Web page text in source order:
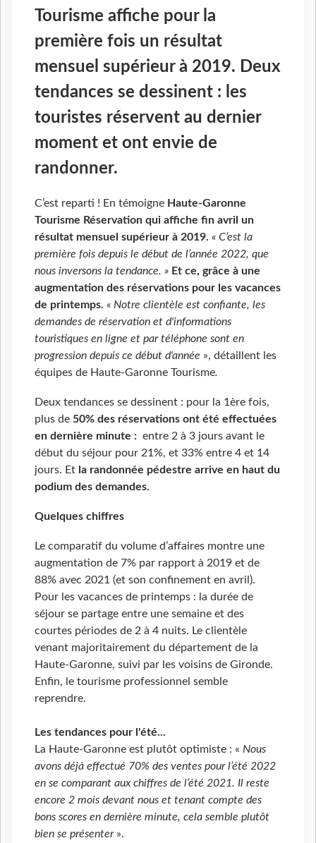
Tourisme affiche pour la
première fois un résultat
mensuel supérieur à 2019. Deux
tendances se dessinent : les
touristes réservent au dernier
moment et ont envie de
randonner.
C’est reparti ! En témoigne Haute-Garonne
Tourisme Réservation qui affiche fin avril un
résultat mensuel supérieur à 2019. « C’est la
première fois depuis le début de l’année 2022, que
nous inversons la tendance. » Et ce, grâce à une
augmentation des réservations pour les vacances
de printemps. « Notre clientèle est confiante, les
demandes de réservation et d'informations
touristiques en ligne et par téléphone sont en
progression depuis ce début d'année », détaillent les
équipes de Haute-Garonne Tourisme.
Deux tendances se dessinent : pour la 1ère fois,
plus de 50% des réservations ont été effectuées
en dernière minute : entre 2 à 3 jours avant le
début du séjour pour 21%, et 33% entre 4 et 14
jours. Et la randonnée pédestre arrive en haut du
podium des demandes.
Quelques chiffres
Le comparatif du volume d’affaires montre une
augmentation de 7% par rapport à 2019 et de
88% avec 2021 (et son confinement en avril).
Pour les vacances de printemps : la durée de
séjour se partage entre une semaine et des
courtes périodes de 2 à 4 nuits. Le clientèle
venant majoritairement du département de la
Haute-Garonne, suivi par les voisins de Gironde.
Enfin, le tourisme professionnel semble
reprendre.
Les tendances pour l'été...
La Haute-Garonne est plutôt optimiste : « Nous
avons déjà effectué 70% des ventes pour l’été 2022
en se comparant aux chiffres de l’été 2021. Il reste
encore 2 mois devant nous et tenant compte des
bons scores en dernière minute, cela semble plutôt
bien se présenter».